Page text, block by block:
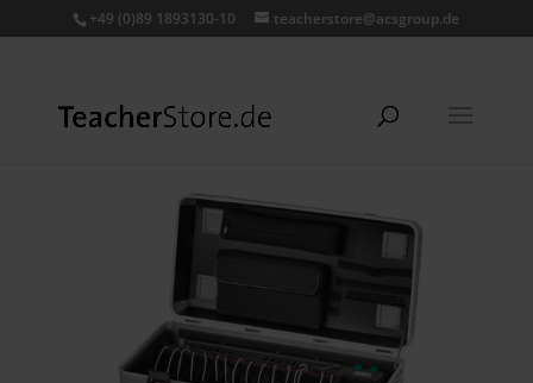
+49 (0)89 1893130-10 teacherstore@acsgroup.de